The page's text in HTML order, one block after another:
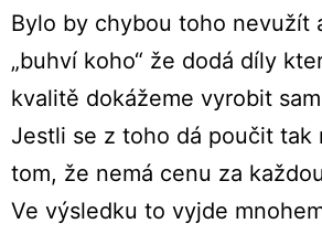
Bylo by chybou toho nevužít
„buhví koho“ že dodá díly
kvalitě dokážeme vyrobit
Jestli se z toho dá poučit tak
tom, že nemá cenu za
Ve výsledku to vyjde